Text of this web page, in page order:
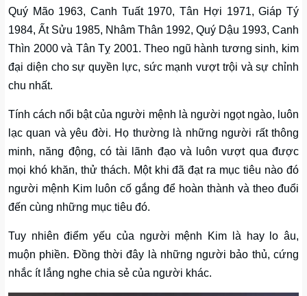
Quý Mão 1963, Canh Tuất 1970, Tân Hợi 1971, Giáp Tý
1984, Ất Sửu 1985, Nhâm Thân 1992, Quý Dậu 1993, Canh
Thìn 2000 và Tân Tỵ 2001. Theo ngũ hành tương sinh, kim
đại diện cho sự quyền lực, sức mạnh vượt trội và sự chỉnh
chu nhất.
Tính cách nổi bật của người mệnh là người ngọt ngào, luôn
lạc quan và yêu đời. Họ thường là những người rất thông
minh, năng động, có tài lãnh đạo và luôn vượt qua được
mọi khó khăn, thử thách. Một khi đã đạt ra mục tiêu nào đó
người mệnh Kim luôn cố gắng để hoàn thành và theo đuổi
đến cùng những mục tiêu đó.
Tuy nhiên điểm yếu của người mệnh Kim là hay lo âu,
muộn phiền. Đồng thời đây là những người bảo thủ, cứng
nhắc ít lắng nghe chia sẻ của người khác.